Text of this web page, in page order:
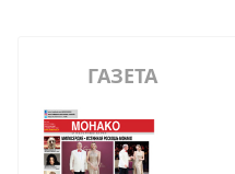
ГАЗЕТА